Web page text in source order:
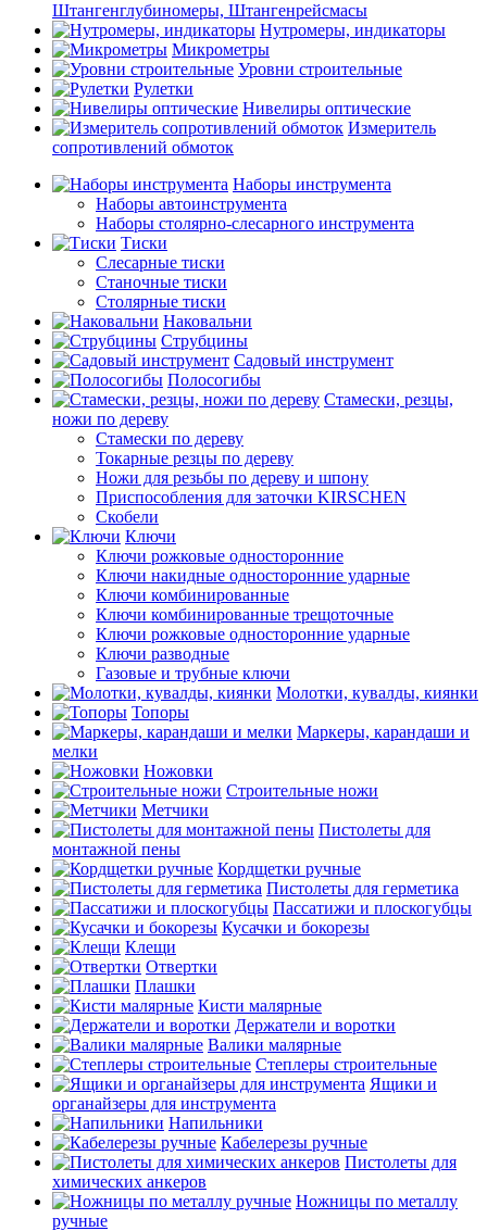
Штангенглубиномеры, Штангенрейсмасы
Нутромеры, индикаторы
Микрометры
Уровни строительные
Рулетки
Нивелиры оптические
Измеритель
сопротивлений обмоток
Наборы инструмента
Наборы автоинструмента
Наборы столярно-слесарного инструмента
Тиски
Слесарные тиски
Станочные тиски
Столярные тиски
Наковальни
Струбцины
Садовый инструмент
Полосогибы
Стамески, резцы,
ножи по дереву
Стамески по дереву
Токарные резцы по дереву
Ножи для резьбы по дереву и шпону
Приспособления для заточки KIRSCHEN
Скобели
Ключи
Ключи рожковые односторонние
Ключи накидные односторонние ударные
Ключи комбинированные
Ключи комбинированные трещоточные
Ключи рожковые односторонние ударные
Ключи разводные
Газовые и трубные ключи
Молотки, кувалды, киянки
Топоры
Маркеры, карандаши и
мелки
Ножовки
Строительные ножи
Метчики
Пистолеты для
монтажной пены
Кордщетки ручные
Пистолеты для герметика
Пассатижи и плоскогубцы
Кусачки и бокорезы
Клещи
Отвертки
Плашки
Кисти малярные
Держатели и воротки
Валики малярные
Степлеры строительные
Ящики и
органайзеры для инструмента
Напильники
Кабелерезы ручные
Пистолеты для
химических анкеров
Ножницы по металлу
ручные